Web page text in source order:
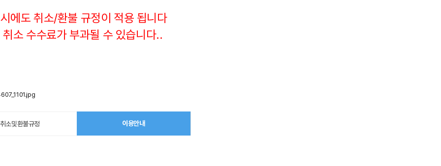
에도 취소/환불 규정이 적용 됩니다
소 수수료가 부과될 수 있습니다..
취소및환불규정 이용안내